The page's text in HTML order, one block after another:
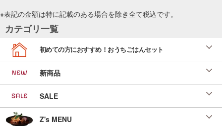
※表記の金額は特に記載のある場合を除き全て税込です。
カテゴリ一覧
初めての方におすすめ！おうちごはんセット
新商品
SALE
Z's MENU